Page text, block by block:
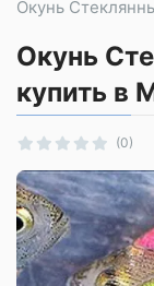
Окунь
Окунь
купить в
(0)